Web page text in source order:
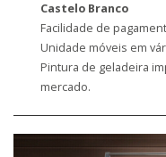
Castelo Branco
Facilidade de
Unidade móveis em
Pintura de geladeira
mercado.